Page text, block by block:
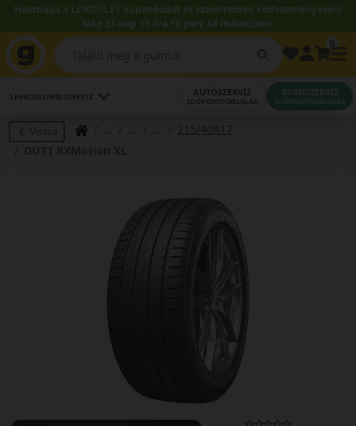
Használja a LENDÜLET kuponkódot és szereltessen kedvezményesen!
Még 53 nap 15 óra 19 perc 44 másodperc.
LEGKÖZELEBBI SZERVIZ AUTÓSZERVIZ
IDŐPONTFOGLALÁS
GUMISZERVIZ
IDŐPONTFOGLALÁS
Vissza
215/40R17